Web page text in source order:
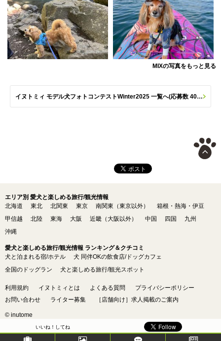
いいね！してね
MIXの写真をもっと見る
イヌトミィ モデル犬フォトコンテストWinter2025 一覧へ(応募数 406枚)
エリア別 愛犬と楽しめる旅行/観光情報
北海道
東北 北関東 東京 南関東（東京以外）
箱根・熱海・伊豆
甲信越
北陸 東海 大阪 近畿（大阪以外） 中国 四国
九州
沖縄
愛犬と楽しめる旅行/観光情報 ランキング＆クチコミ
犬と泊まれる宿/ホテル
犬 同伴OKの飲食店/ドッグカフェ
全国のドッグラン
犬と楽しめる旅行/観光スポット
利用規約 イヌトミィとは よくある質問
プライバシーポリシー
お問い合わせ
ライター募集 ［店舗向け］求人掲載のご案内
© inutome